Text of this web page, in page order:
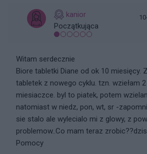
kanior
Początkująca
Witam serdecznie
Biore tabletki Diane od ok 10 miesięcy.
tabletek z nowego cyklu. tzn. wziełam
miesiaczce. byl to piatek, potem
natomiast w niedz, pon, wt, sr -
sie stalo ale wylecialo mi z glowy, z
problemow..Co mam teraz
Pomocy